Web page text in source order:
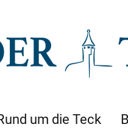
um die Teck